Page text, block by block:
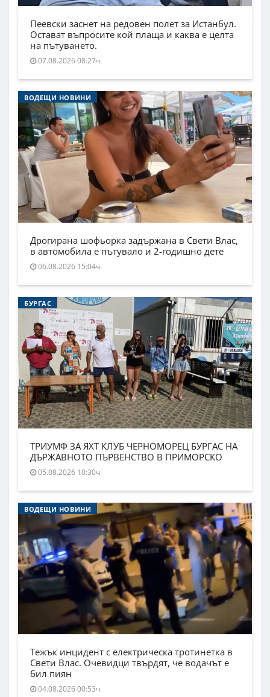
Пеевски заснет на редовен полет за Истанбул.
Остават въпросите кой плаща и каква е целта
на пътуването.
07.08.2026 08:27ч.
ВОДЕЩИ НОВИНИ
Дрогирана шофьорка задържана в Свети Влас,
в автомобила е пътувало и 2-годишно дете
06.08.2026 15:04ч.
БУРГАС
ТРИУМФ ЗА ЯХТ КЛУБ ЧЕРНОМОРЕЦ БУРГАС НА
ДЪРЖАВНОТО ПЪРВЕНСТВО В ПРИМОРСКО
05.08.2026 10:30ч.
ВОДЕЩИ НОВИНИ
Тежък инцидент с електрическа тротинетка в
Свети Влас. Очевидци твърдят, че водачът е
бил пиян
04.08.2026 00:53ч.